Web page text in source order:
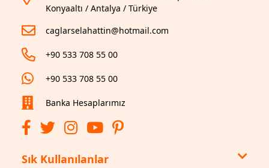
Konyaaltı / Antalya / Türkiye
caglarselahattin@hotmail.com
+90 533 708 55 00
+90 533 708 55 00
Banka Hesaplarımız
Sık Kullanılanlar